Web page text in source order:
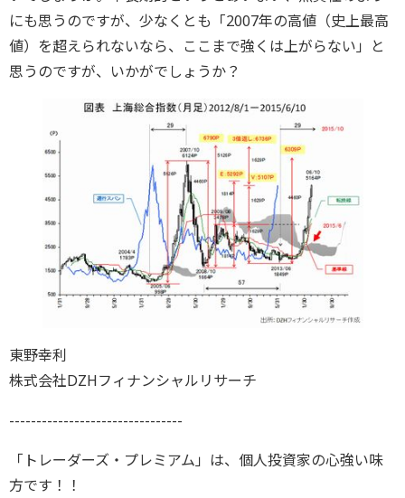
にも思うのですが、少なくとも「2007年の高値（史上最高
値）を超えられないなら、ここまで強くは上がらない」と
思うのですが、いかがでしょうか？
東野幸利
株式会社DZHフィナンシャルリサーチ
--------------------------------
「トレーダーズ・プレミアム」は、個人投資家の心強い味
方です！！